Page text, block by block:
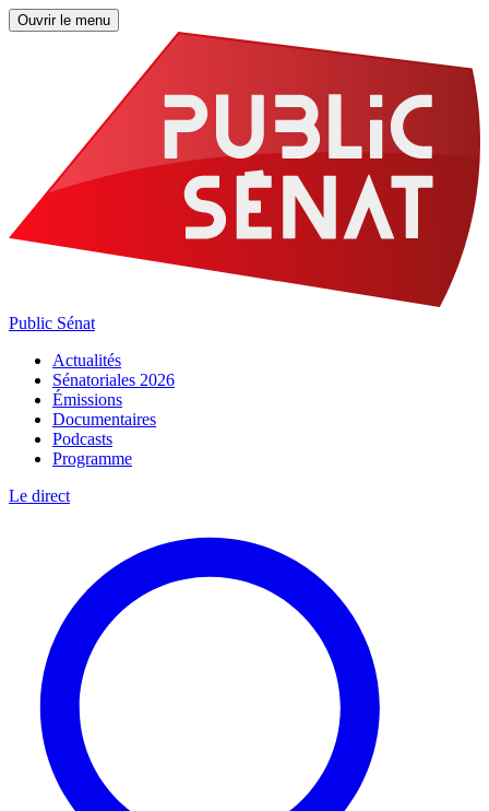
Ouvrir le menu
Public Sénat
Actualités
Sénatoriales 2026
Émissions
Documentaires
Podcasts
Programme
Le direct